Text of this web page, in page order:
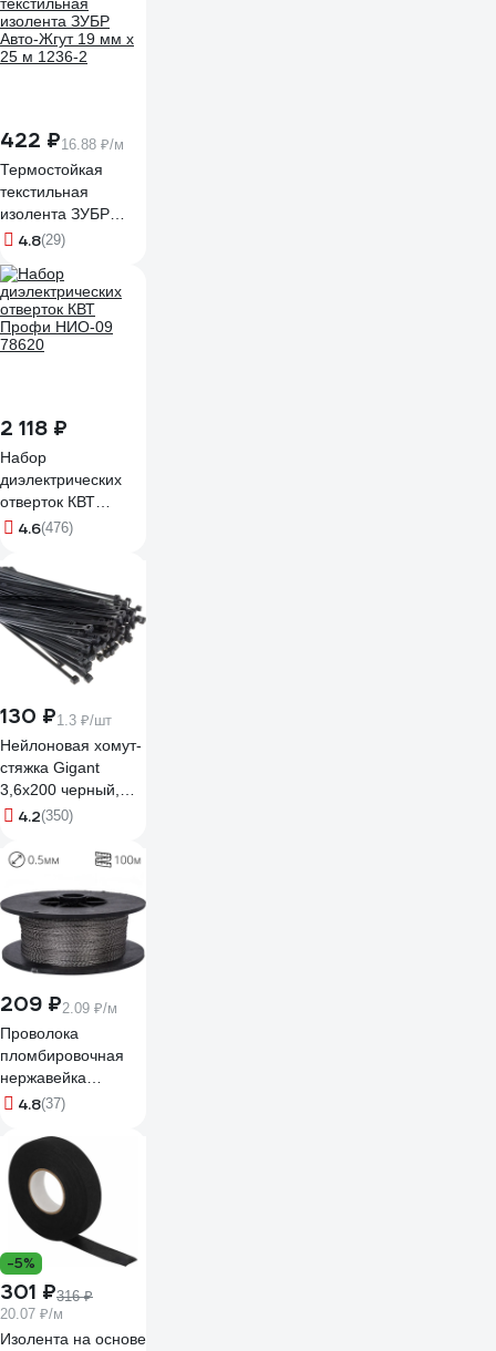
422 ₽16.88 ₽/м
Термостойкая
текстильная
изолента ЗУБР
Авто-Жгут 19 мм х
4.8(29)
2 118 ₽
Набор
диэлектрических
отверток КВТ
Профи НИО-09
4.6(476)
130 ₽1.3 ₽/шт
Нейлоновая хомут-
стяжка Gigant
3,6х200 черный,
100 шт G/1/4
4.2(350)
209 ₽2.09 ₽/м
Проволока
пломбировочная
нержавейка
0,5/100м витая ТПК
Контроля 24115
4.8(37)
-5%
301 ₽316 ₽
20.07 ₽/м
Изолента на основе